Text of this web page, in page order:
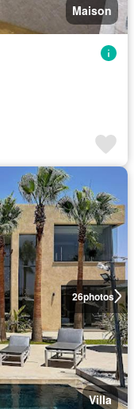
Maison
26photos
Villa